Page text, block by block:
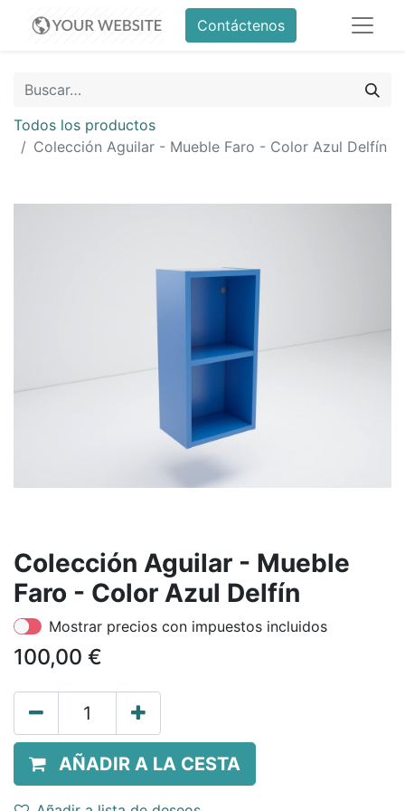
Contáctenos
Todos los productos
Colección Aguilar - Mueble Faro - Color Azul Delfín
Colección Aguilar - Mueble
Faro - Color Azul Delfín
Mostrar precios con impuestos incluidos
100,00 €
AÑADIR A LA CESTA